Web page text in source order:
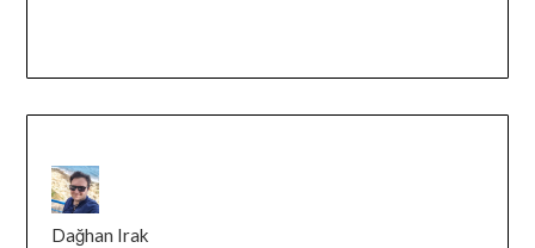
Dağhan Irak